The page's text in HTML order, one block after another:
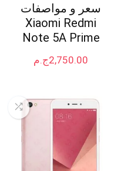
سعر و مواصفات
Xiaomi Redmi
Note 5A Prime
ج.م2,750.00